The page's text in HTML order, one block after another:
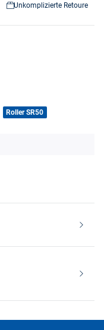
Unkomplizierte Retoure
Roller SR50